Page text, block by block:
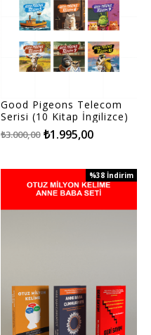
Good Pigeons Telecom
Serisi (10 Kitap İngilizce)
₺1.995,00
₺3.000,00
%38 İndirim
%38İndirim